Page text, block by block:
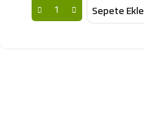
Sepete Ekle